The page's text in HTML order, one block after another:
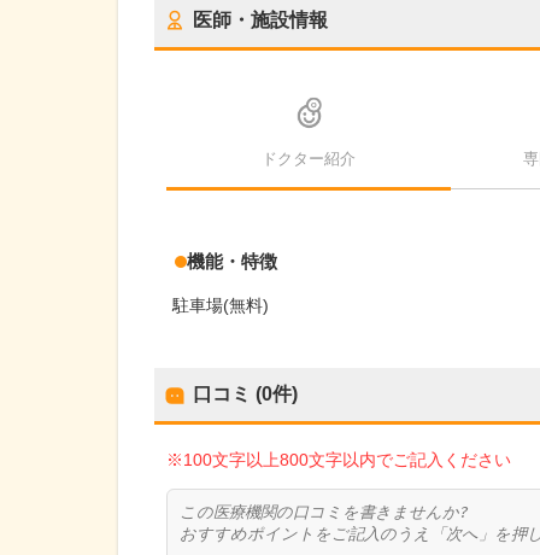
医師・施設情報
ドクター紹介
機能・特徴
駐車場(無料)
口コミ (0件)
※100文字以上800文字以内でご記入ください